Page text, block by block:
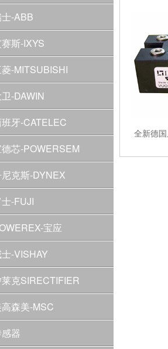
-ABB
斯-IXYS
-MITSUBISHI
-DAWIN
牙-CATELEC
芯-POWERSEM
克斯-DYNEX
-FUJI
宝应
-VISHAY
克SIRECTIFIER
森美-MSC
器
全新德